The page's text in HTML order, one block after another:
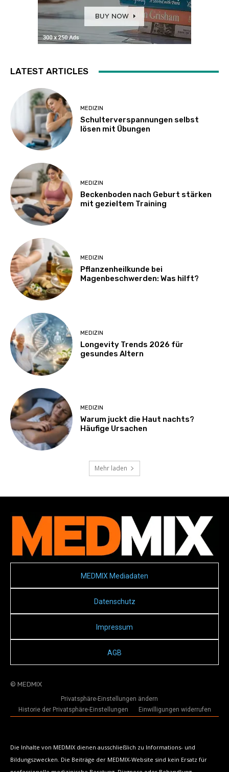
LATEST ARTICLES
MEDIZIN
Schulterverspannungen selbst
lösen mit Übungen
MEDIZIN
Beckenboden nach Geburt stärken
mit gezieltem Training
MEDIZIN
Pflanzenheilkunde bei
Magenbeschwerden: Was hilft?
MEDIZIN
Longevity Trends 2026 für
gesundes Altern
MEDIZIN
Warum juckt die Haut nachts?
Häufige Ursachen
Mehr laden
MEDMIX Mediadaten
Datenschutz
Impressum
AGB
© MEDMIX
Privatsphäre-Einstellungen ändern
Historie der Privatsphäre-Einstellungen
Einwilligungen widerrufen
Die Inhalte von MEDMIX dienen ausschließlich zu Informations- und
Bildungszwecken. Die Beiträge der MEDMIX-Website sind kein Ersatz für